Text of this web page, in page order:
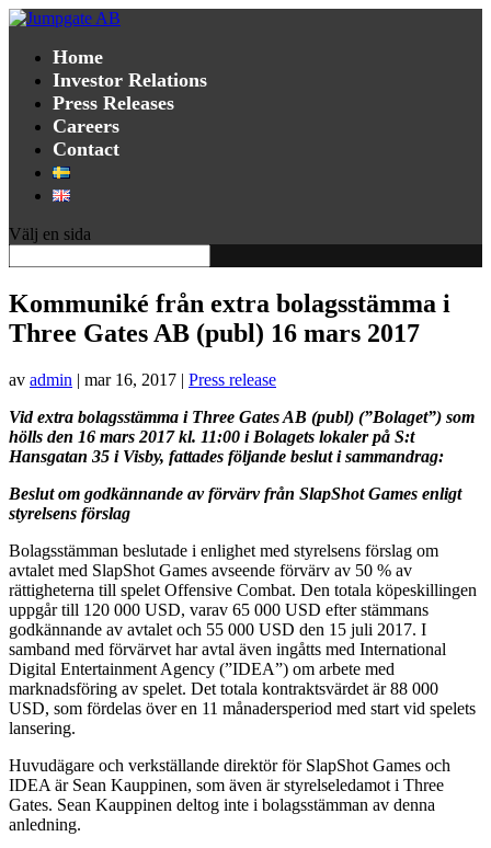
Home
Investor Relations
Press Releases
Careers
Contact
Välj en sida
Kommuniké från extra bolagsstämma i
Three Gates AB (publ) 16 mars 2017
av admin | mar 16, 2017 | Press release
Vid extra bolagsstämma i Three Gates AB (publ) (”Bolaget”) som
hölls den 16 mars 2017 kl. 11:00 i Bolagets lokaler på S:t
Hansgatan 35 i Visby, fattades följande beslut i sammandrag:
Beslut om godkännande av förvärv från SlapShot Games enligt
styrelsens förslag
Bolagsstämman beslutade i enlighet med styrelsens förslag om
avtalet med SlapShot Games avseende förvärv av 50 % av
rättigheterna till spelet Offensive Combat. Den totala köpeskillingen
uppgår till 120 000 USD, varav 65 000 USD efter stämmans
godkännande av avtalet och 55 000 USD den 15 juli 2017. I
samband med förvärvet har avtal även ingåtts med International
Digital Entertainment Agency (”IDEA”) om arbete med
marknadsföring av spelet. Det totala kontraktsvärdet är 88 000
USD, som fördelas över en 11 månadersperiod med start vid spelets
lansering.
Huvudägare och verkställande direktör för SlapShot Games och
IDEA är Sean Kauppinen, som även är styrelseledamot i Three
Gates. Sean Kauppinen deltog inte i bolagsstämman av denna
anledning.